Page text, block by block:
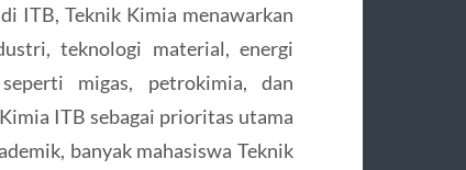
ITB, Teknik Kimia menawarkan
teknologi material, energi
migas, petrokimia, dan
ITB sebagai prioritas utama
banyak mahasiswa Teknik